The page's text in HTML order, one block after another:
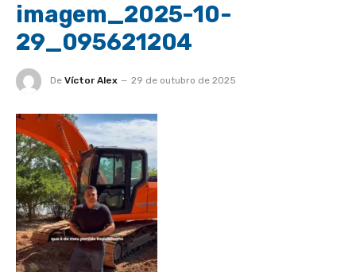
imagem_2025-10-
29_095621204
De Víctor Alex 29 de outubro de 2025